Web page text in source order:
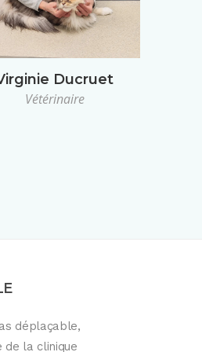
Ducruet
Vétérinaire
déplaçable,
de la clinique